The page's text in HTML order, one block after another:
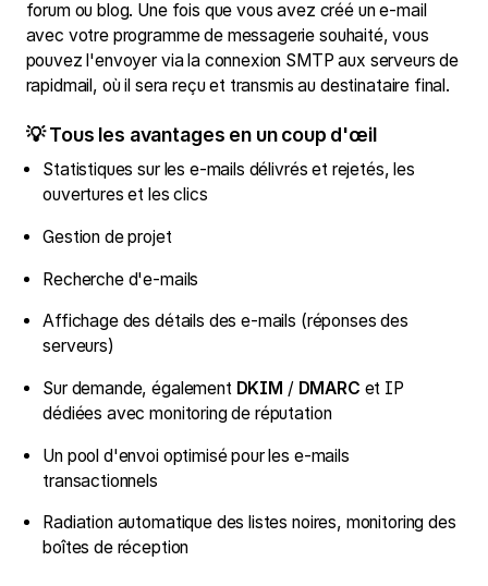
forum ou blog. Une fois que vous avez créé un e-mail
avec votre programme de messagerie souhaité, vous
pouvez l'envoyer via la connexion SMTP aux serveurs de
rapidmail, où il sera reçu et transmis au destinataire final.
💡 Tous les avantages en un coup d'œil
Statistiques sur les e-mails délivrés et rejetés, les
ouvertures et les clics
Gestion de projet
Recherche d'e-mails
Affichage des détails des e-mails (réponses des
serveurs)
Sur demande, également DKIM / DMARC et IP
dédiées avec monitoring de réputation
Un pool d'envoi optimisé pour les e-mails
transactionnels
Radiation automatique des listes noires, monitoring des
boîtes de réception